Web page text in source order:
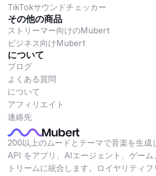
TikTokサウンドチェッカー
その他の商品
ストリーマー向けのMubert
ビジネス向けMubert
について
ブログ
よくある質問
について
アフィリエイト
連絡先
200以上のムードとテーマで音楽を生
API をアプリ、AIエージェント、ゲーム
トリームに統合します。ロイヤリティフ